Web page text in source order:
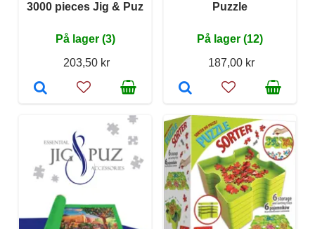
3000 pieces Jig & Puz
På lager (3)
203,50 kr
Puzzle
På lager (12)
187,00 kr